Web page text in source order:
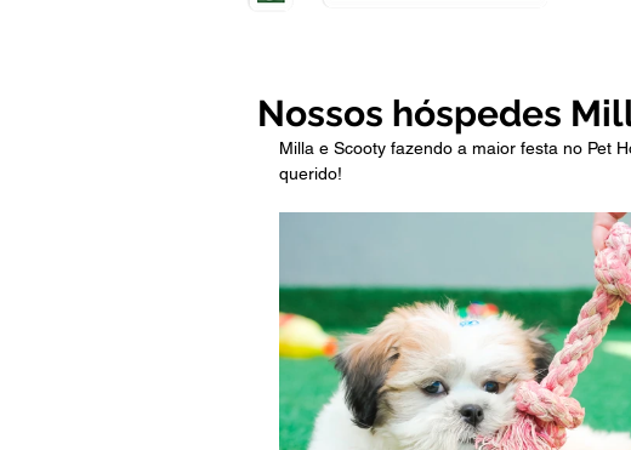
Nossos hóspedes
Milla e Scooty fazendo a maior festa no Pet
querido!